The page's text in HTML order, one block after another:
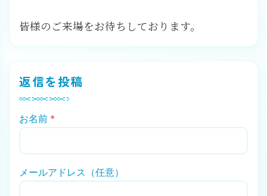
皆様のご来場をお待ちしております。
返信を投稿
お名前 *
メールアドレス（任意）